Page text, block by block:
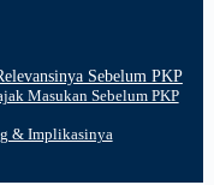
Sebelum PKP
Masukan Sebelum PKP
& Implikasinya